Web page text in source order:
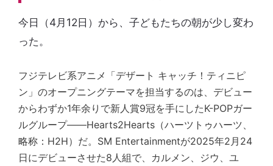
今日（4月12日）から、子どもたちの朝が少し変わ
った。
フジテレビ系アニメ「デザート キャッチ！ティニピ
ン」のオープニングテーマを担当するのは、デビュー
からわずか1年余りで新人賞9冠を手にしたK-POPガー
ルグループ——Hearts2Hearts（ハーツトゥハーツ、
略称：H2H）だ。SM Entertainmentが2025年2月24
日にデビューさせた8人組で、カルメン、ジウ、ユ